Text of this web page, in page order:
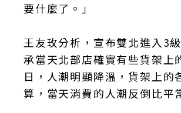
要什麼了。」
王友玫分析，宣布雙北進入3
承當天北部店確實有些貨架上
日，人潮明顯降溫，貨架上
算，當天消費的人潮反倒比平